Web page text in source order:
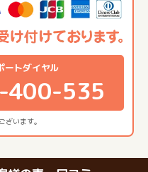
います。
ートダイヤル
400-535